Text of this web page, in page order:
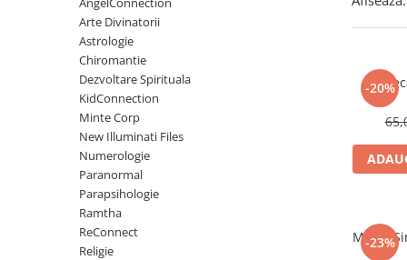
Chiromantie
Dezvoltare Spirituala
KidConnection
Minte Corp
New Illuminati Files
Numerologie
Paranormal
Parapsihologie
Arte Divinatorii
Astrologie
Chiromantie
Dezvoltare Spirituala
KidConnection
Minte Corp
New Illuminati Files
Numerologie
Paranormal
Parapsihologie
Ramtha
ReConnect
Religie
-20%
-23%
Magia